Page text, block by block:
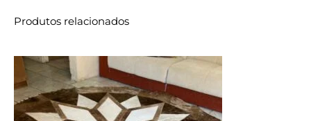
Produtos relacionados